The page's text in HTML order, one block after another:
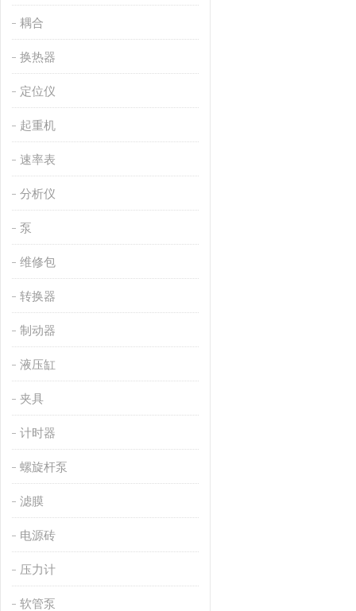
耦合
换热器
定位仪
起重机
速率表
分析仪
泵
维修包
转换器
制动器
液压缸
夹具
计时器
螺旋杆泵
滤膜
电源砖
压力计
软管泵